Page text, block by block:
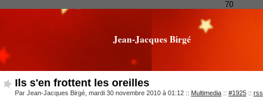
70
Jean-Jacques Birgé
Ils s'en frottent les oreilles
Par Jean-Jacques Birgé, mardi 30 novembre 2010 à 01:12 :: Multimedia :: #1925 :: rss